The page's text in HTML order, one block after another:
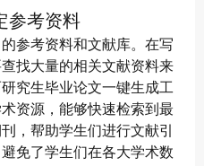
参考资料
参考资料和文献库。在写
找大量的相关文献资料来
究生毕业论文一键生成工
资源，能够快速检索到最
，帮助学生们进行文献引
免了学生们在各大学术数